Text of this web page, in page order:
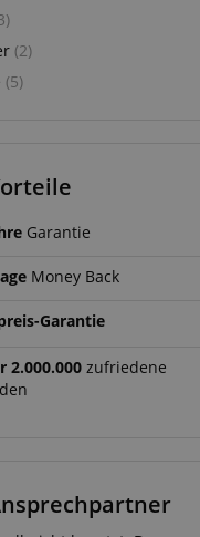
(2)
(5)
Garantie
Money Back
Garantie
2.000.000 zufriedene